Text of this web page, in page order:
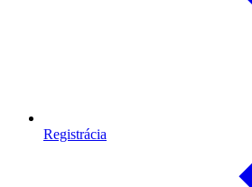
Registrácia